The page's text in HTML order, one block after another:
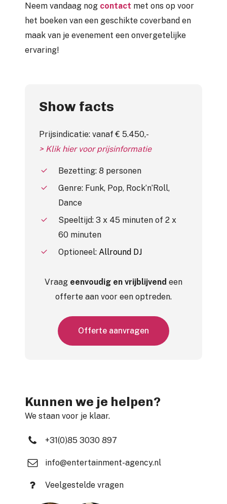
Neem vandaag nog contact met ons op voor
het boeken van een geschikte coverband en
maak van je evenement een onvergetelijke
ervaring!
Show facts
Prijsindicatie: vanaf € 5.450,-
> Klik hier voor prijsinformatie
Bezetting: 8 personen
Genre: Funk, Pop, Rock’n’Roll,
Dance
Speeltijd: 3 x 45 minuten of 2 x
60 minuten
Optioneel: Allround DJ
Vraag eenvoudig en vrijblijvend een
offerte aan voor een optreden.
Offerte aanvragen
Kunnen we je helpen?
We staan voor je klaar.
+31(0)85 3030 897
info@entertainment-agency.nl
Veelgestelde vragen